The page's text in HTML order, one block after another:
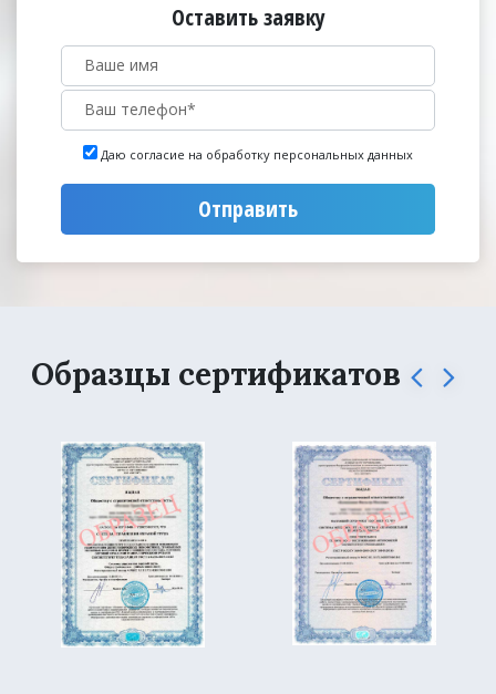
Оставить заявку
Даю согласие на обработку персональных данных
Отправить
Образцы сертификатов